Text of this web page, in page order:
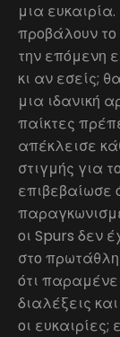
μια
προβάλουν το
την επόμενη
κι αν εσείς;
μια ιδανική
παίκτες
απέκλεισε
στιγμής για
επιβεβαίωσε
οι Spurs δεν
στο
ότι
διαλέξεις
οι